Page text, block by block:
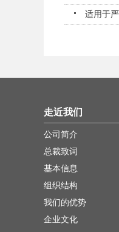
适用于
走近我们
公司简介
总裁致词
基本信息
组织结构
我们的优势
企业文化